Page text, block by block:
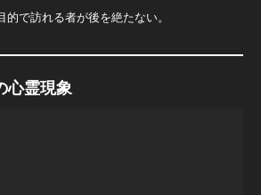
で訪れる者が後を絶たない。
心霊現象